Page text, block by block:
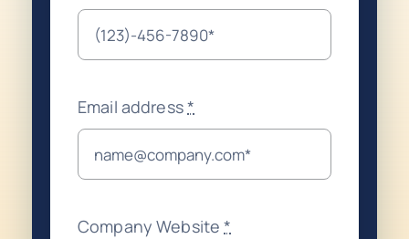
Email address*
Company Website*